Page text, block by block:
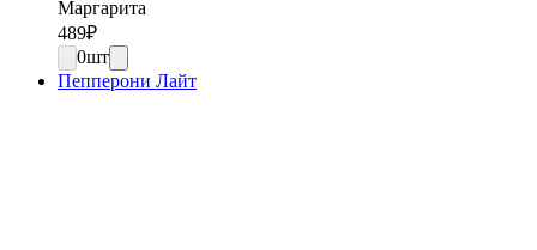
Маргарита
489₽
0шт
Пепперони Лайт